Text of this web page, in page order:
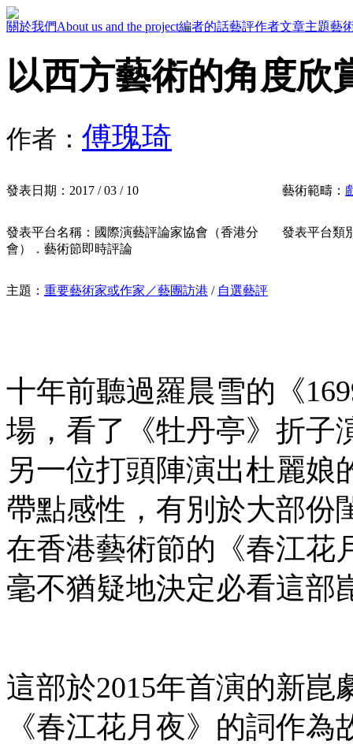
關於我們About us and the project編者的話藝評作者文章主題藝
以西方藝術的角度欣
作者： 傅瑰琦
發表日期： 2017 / 03 / 10 藝術範疇：
發表平台名稱： 國際演藝評論家協會（香港分
會）．藝術節即時評論
發表平台類
主題： 重要藝術家或作家／藝團訪港 / 自選藝評
十年前聽過羅晨雪的《
場，看了《牡丹亭》折子
另一位打頭陣演出杜麗娘
帶點感性，有別於大部份
在香港藝術節的《春江花
毫不猶疑地決定必看這部
這部於2015年首演的新
《春江花月夜》的詞作